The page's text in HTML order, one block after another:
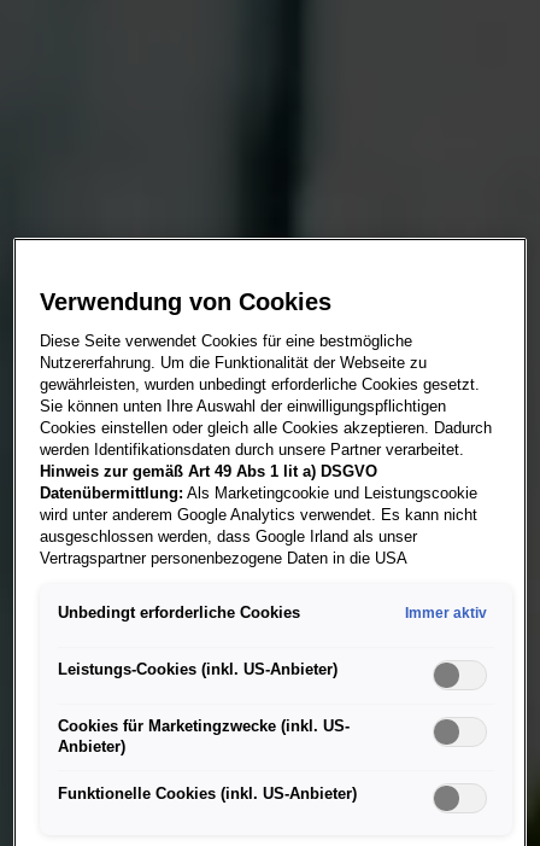
Verwendung von Cookies
Diese Seite verwendet Cookies für eine bestmögliche
Nutzererfahrung. Um die Funktionalität der Webseite zu
gewährleisten, wurden unbedingt erforderliche Cookies gesetzt.
Sie können unten Ihre Auswahl der einwilligungspflichtigen
Cookies einstellen oder gleich alle Cookies akzeptieren. Dadurch
werden Identifikationsdaten durch unsere Partner verarbeitet.
Hinweis zur gemäß Art 49 Abs 1 lit a) DSGVO
Datenübermittlung: Als Marketingcookie und Leistungscookie
wird unter anderem Google Analytics verwendet. Es kann nicht
ausgeschlossen werden, dass Google Irland als unser
Vertragspartner personenbezogene Daten in die USA
besteht kein der Europäischen Union der Sache nach
gleichwertiges Datenschutzniveau und es fehlt an einem
Hieraus können sich für Sie Risiken ergeben, weil Sie Ihre Rechte
als Betroffener in den USA nicht wirksam durchsetzen können, in
ausgeschlossen werden kann, dass aufgrund aktueller Gesetze
US-Sicherheitsbehörden einen Zugriff auf Daten erlangen können,
auf das absolut Notwendige beschränkt sind. Sollten Sie das
Unbedingt erforderliche Cookies Immer aktiv
Leistungs-Cookies (inkl. US-Anbieter)
Cookies für Marketingzwecke (inkl. US-
Anbieter)
Funktionelle Cookies (inkl. US-Anbieter)